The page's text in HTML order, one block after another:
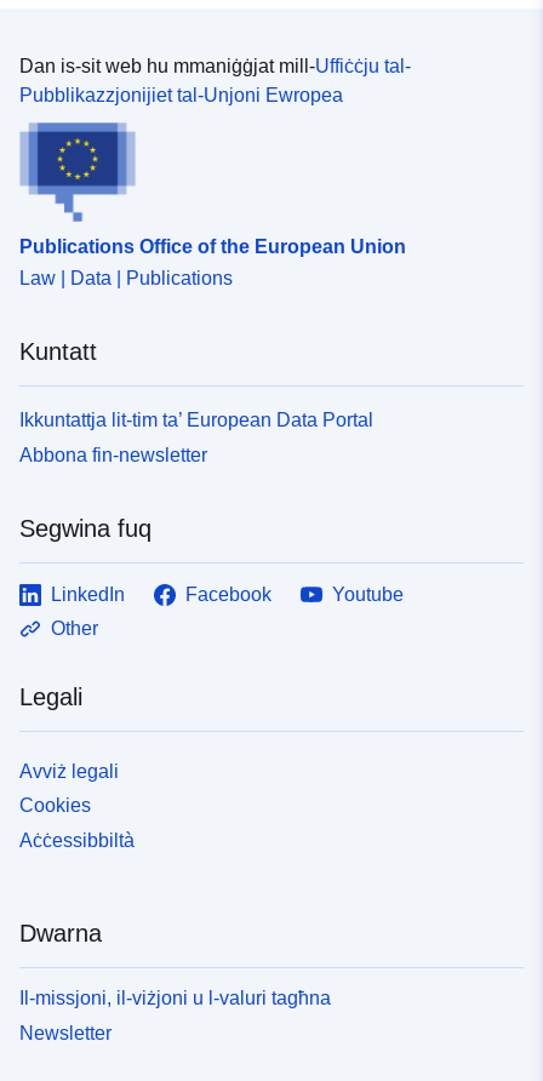
Dan is-sit web hu mmaniġġjat mill-Uffiċċju tal-
Pubblikazzjonijiet tal-Unjoni Ewropea
Publications Office of the European Union
Law | Data | Publications
Kuntatt
Ikkuntattja lit-tim ta’ European Data Portal
Abbona fin-newsletter
Segwina fuq
LinkedIn Facebook
Youtube
Other
Legali
Avviż legali
Cookies
Aċċessibbiltà
Dwarna
Il-missjoni, il-viżjoni u l-valuri tagħna
Newsletter